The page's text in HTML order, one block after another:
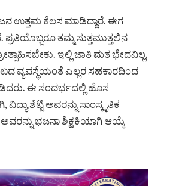
ಉತ್ತಮ ಕೆಲಸ ಮಾಡಿದ್ದಾರೆ. ಈಗ
ತಮ್ಮ ಸುತ್ತಮುತ್ತಲಿನ
ಇಲ್ಲಿ ಜಾತಿ ಮತ ಭೇದವಿಲ್ಲ.
ವ್ಯವಸ್ಥೆಯಂತೆ ಎಲ್ಲರ ಸಹಕಾರದಿಂದ
ಈ ಸಂದರ್ಭದಲ್ಲಿ ಹೊಸ
ಶೆಟ್ಟಿ ಅವರನ್ನು ಸಾಂಸ್ಕೃತಿಕ
ಭಜನಾ ಶಿಕ್ಷಕಿಯಾಗಿ ಆಯ್ಕೆ